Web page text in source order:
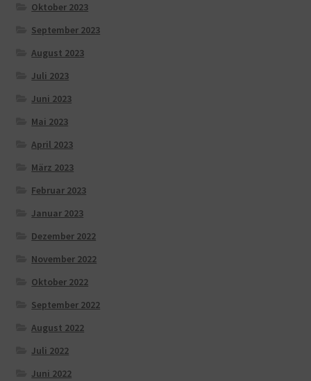
Oktober 2023
September 2023
August 2023
Juli 2023
Juni 2023
Mai 2023
April 2023
März 2023
Februar 2023
Januar 2023
Dezember 2022
November 2022
Oktober 2022
September 2022
August 2022
Juli 2022
Juni 2022